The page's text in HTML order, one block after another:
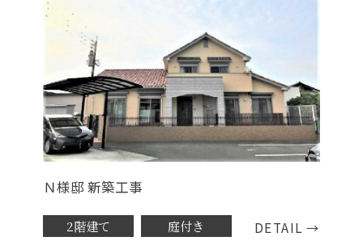
Ｎ様邸 新築工事
2階建て 庭付き DETAIL →